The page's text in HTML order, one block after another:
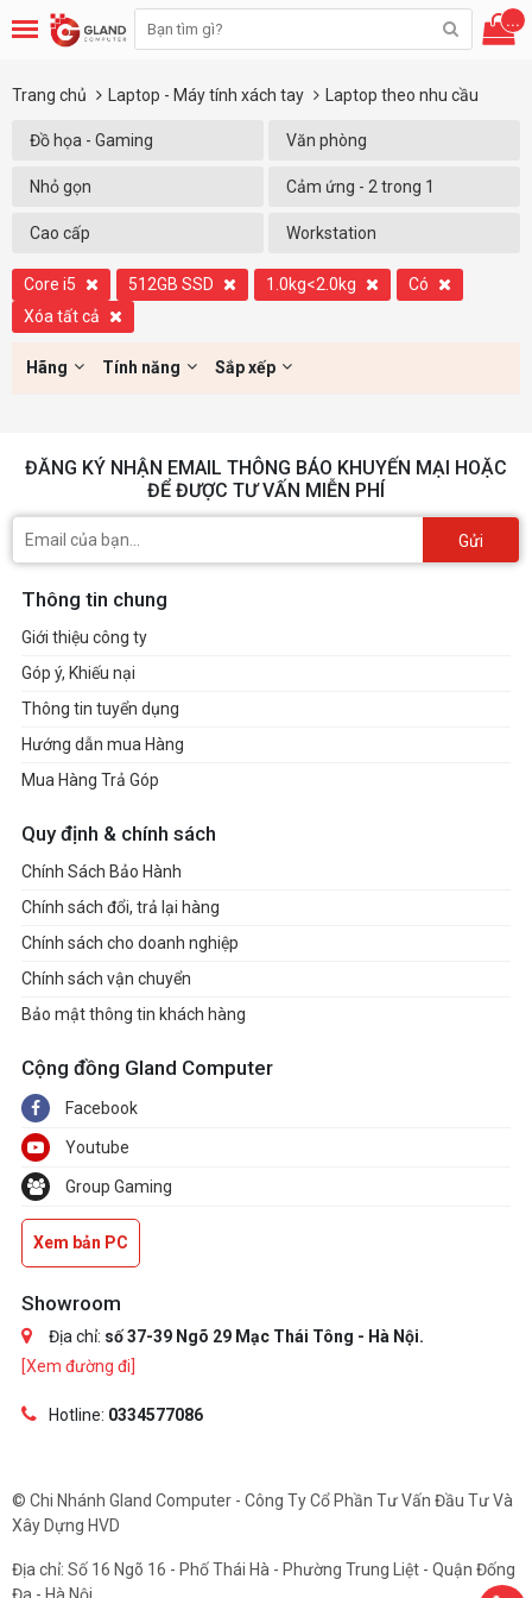
...
Trang chủ Laptop - Máy tính xách tay Laptop theo nhu cầu
Đồ họa - Gaming Văn phòng
Nhỏ gọn Cảm ứng - 2 trong 1
Cao cấp Workstation
Core i5 512GB SSD 1.0kg<2.0kg
Có
Xóa tất cả
Hãng Tính năng Sắp xếp
ĐĂNG KÝ NHẬN EMAIL THÔNG BÁO KHUYẾN MẠI HOẶC
ĐỂ ĐƯỢC TƯ VẤN MIỄN PHÍ
Gửi
Thông tin chung
Giới thiệu công ty
Góp ý, Khiếu nại
Thông tin tuyển dụng
Hướng dẫn mua Hàng
Mua Hàng Trả Góp
Quy định & chính sách
Chính Sách Bảo Hành
Chính sách đổi, trả lại hàng
Chính sách cho doanh nghiệp
Chính sách vận chuyển
Bảo mật thông tin khách hàng
Cộng đồng Gland Computer
Facebook
Youtube
Group Gaming
Xem bản PC
Showroom
Địa chỉ: số 37-39 Ngõ 29 Mạc Thái Tông - Hà Nội.
[Xem đường đi]
Hotline: 0334577086
© Chi Nhánh Gland Computer - Công Ty Cổ Phần Tư Vấn Đầu Tư Và
Xây Dựng HVD
Địa chỉ: Số 16 Ngõ 16 - Phố Thái Hà - Phường Trung Liệt - Quận Đống